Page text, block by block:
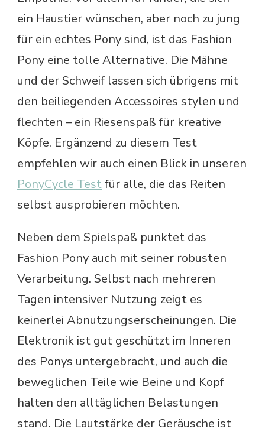
ein Haustier wünschen, aber noch zu jung
für ein echtes Pony sind, ist das Fashion
Pony eine tolle Alternative. Die Mähne
und der Schweif lassen sich übrigens mit
den beiliegenden Accessoires stylen und
flechten – ein Riesenspaß für kreative
Köpfe. Ergänzend zu diesem Test
empfehlen wir auch einen Blick in unseren
PonyCycle Testfür alle, die das Reiten
selbst ausprobieren möchten.
Neben dem Spielspaß punktet das
Fashion Pony auch mit seiner robusten
Verarbeitung. Selbst nach mehreren
Tagen intensiver Nutzung zeigt es
keinerlei Abnutzungserscheinungen. Die
Elektronik ist gut geschützt im Inneren
des Ponys untergebracht, und auch die
beweglichen Teile wie Beine und Kopf
halten den alltäglichen Belastungen
stand. Die Lautstärke der Geräusche ist